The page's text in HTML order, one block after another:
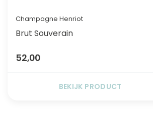
Champagne Henriot
Brut Souverain
52,00
BEKIJK PRODUCT